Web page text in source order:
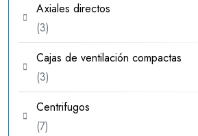
Axiales directos
33
productos
Cajas de ventilación compactas
33
productos
Centrifugos
77